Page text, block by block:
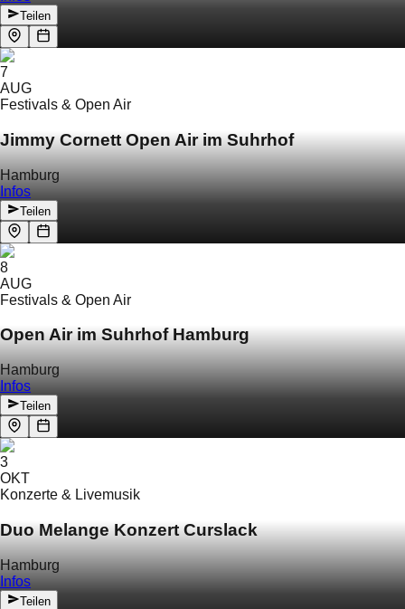
Teilen
7
AUG
Festivals & Open Air
Jimmy Cornett Open Air im Suhrhof
Hamburg
Infos
Teilen
8
AUG
Festivals & Open Air
Open Air im Suhrhof Hamburg
Hamburg
Infos
Teilen
3
OKT
Konzerte & Livemusik
Duo Melange Konzert Curslack
Hamburg
Infos
Teilen